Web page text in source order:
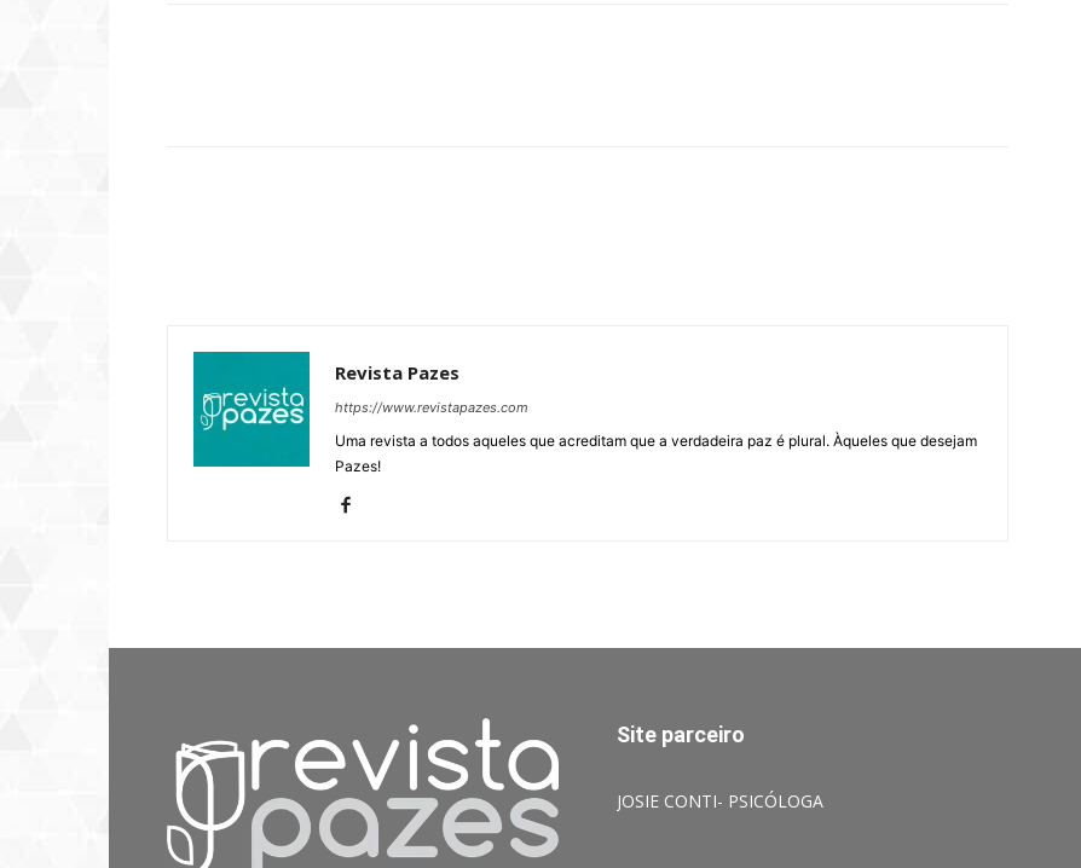
Revista Pazes
https://www.revistapazes.com
Uma revista a todos aqueles que acreditam que a verdadeira paz é plural. Àqueles que desejam
Pazes!
Site parceiro
JOSIE CONTI- PSICÓLOGA